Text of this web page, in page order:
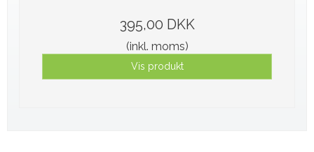
395,00 DKK
(inkl. moms)
Vis produkt